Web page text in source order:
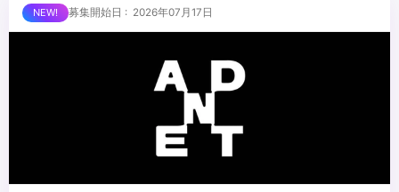
・プロジェクト管理ツール（Notion／スプレッドシート等）の使用
・AIツールの活用に前向きな方
■求める人物像
・段取り・気配りが得意で、丁寧かつ粘り強くフォローできる方
・将来PM・プロデューサーを目指す成長意欲のある方
募集開始日 : 2026年07月17日